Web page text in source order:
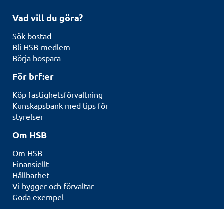
Vad vill du göra?
Sök bostad
Bli HSB-medlem
Börja bospara
För brf:er
Köp fastighetsförvaltning
Kunskapsbank med tips för
styrelser
Om HSB
Om HSB
Finansiellt
Hållbarhet
Vi bygger och förvaltar
Goda exempel